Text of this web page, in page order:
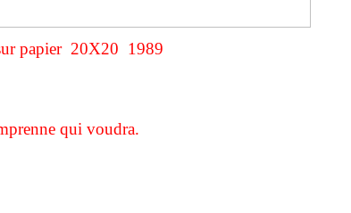
papier 20X20 1989
qui voudra.